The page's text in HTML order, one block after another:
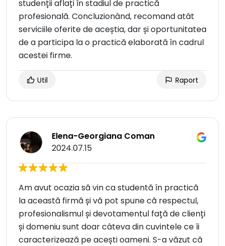
studenții aflați în stadiul de practică
profesională. Concluzionând, recomand atât
serviciile oferite de aceștia, dar și oportunitatea
de a participa la o practică elaborată în cadrul
acestei firme.
Util Raport
Elena-Georgiana Coman
2024.07.15
Am avut ocazia să vin ca studentă în practică
la această firmă și vă pot spune că respectul,
profesionalismul și devotamentul față de clienți
și domeniu sunt doar câteva din cuvintele ce îi
caracterizează pe acești oameni. S-a văzut că